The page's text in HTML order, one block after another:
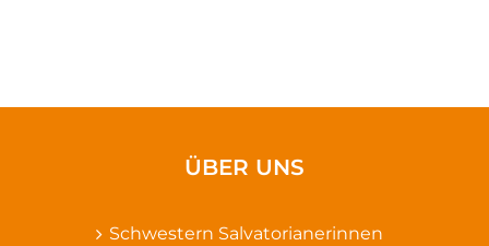
ÜBER UNS
Schwestern Salvatorianerinnen